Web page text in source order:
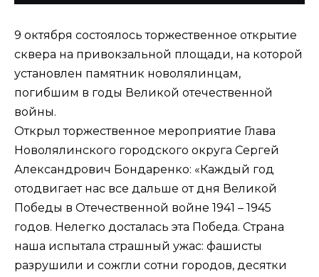
9 октября состоялось торжественное открытие
сквера на привокзальной площади, на которой
установлен памятник новолялинцам,
погибшим в годы Великой отечественной
войны.
Открыл торжественное мероприятие Глава
Новолялинского городского округа Сергей
Александрович Бондаренко: «Каждый год
отодвигает нас все дальше от дня Великой
Победы в Отечественной войне 1941 – 1945
годов. Нелегко досталась эта Победа. Страна
наша испытала страшный ужас: фашисты
разрушили и сожгли сотни городов, десятки